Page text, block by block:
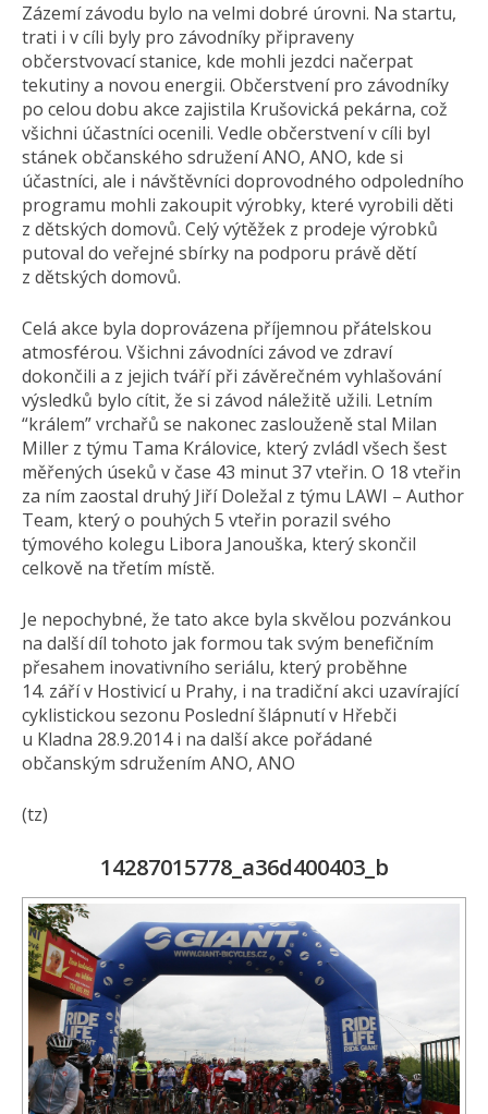
Zázemí závodu bylo na velmi dobré úrovni. Na startu,
trati i v cíli byly pro závodníky připraveny
občerstvovací stanice, kde mohli jezdci načerpat
tekutiny a novou energii. Občerstvení pro závodníky
po celou dobu akce zajistila Krušovická pekárna, což
všichni účastníci ocenili. Vedle občerstvení v cíli byl
stánek občanského sdružení ANO, ANO, kde si
účastníci, ale i návštěvníci doprovodného odpoledního
programu mohli zakoupit výrobky, které vyrobili děti
z dětských domovů. Celý výtěžek z prodeje výrobků
putoval do veřejné sbírky na podporu právě dětí
z dětských domovů.
Celá akce byla doprovázena příjemnou přátelskou
atmosférou. Všichni závodníci závod ve zdraví
dokončili a z jejich tváří při závěrečném vyhlašování
výsledků bylo cítit, že si závod náležitě užili. Letním
“králem” vrchařů se nakonec zaslouženě stal Milan
Miller z týmu Tama Královice, který zvládl všech šest
měřených úseků v čase 43 minut 37 vteřin. O 18 vteřin
za ním zaostal druhý Jiří Doležal z týmu LAWI – Author
Team, který o pouhých 5 vteřin porazil svého
týmového kolegu Libora Janouška, který skončil
celkově na třetím místě.
Je nepochybné, že tato akce byla skvělou pozvánkou
na další díl tohoto jak formou tak svým benefičním
přesahem inovativního seriálu, který proběhne
14. září v Hostivicí u Prahy, i na tradiční akci uzavírající
cyklistickou sezonu Poslední šlápnutí v Hřebči
u Kladna 28.9.2014 i na další akce pořádané
občanským sdružením ANO, ANO
(tz)
14287015778_a36d400403_b